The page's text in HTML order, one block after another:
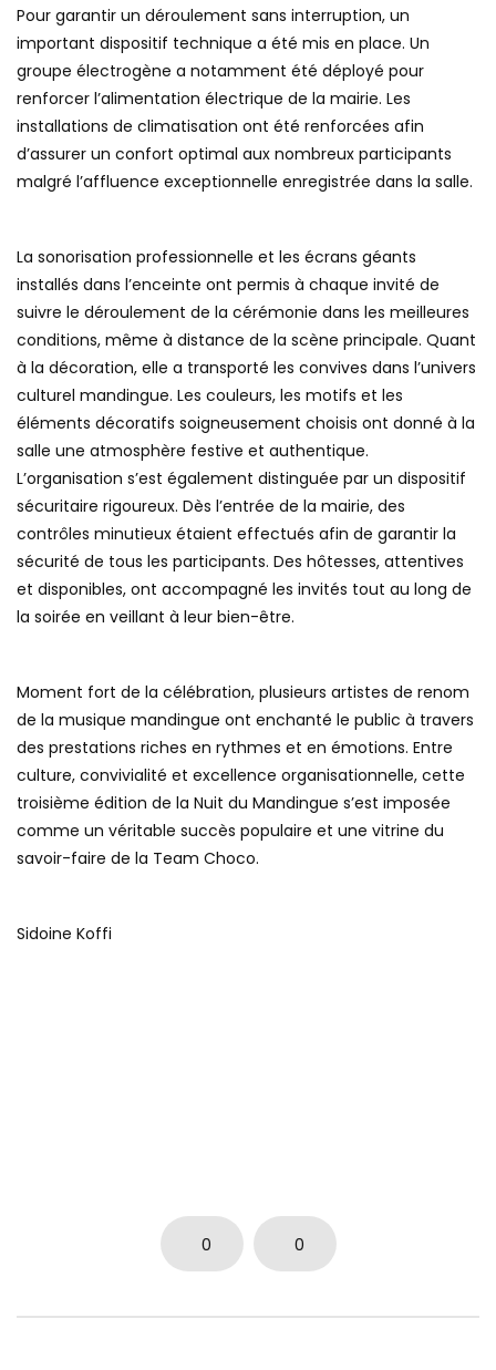
Pour garantir un déroulement sans interruption, un
important dispositif technique a été mis en place. Un
groupe électrogène a notamment été déployé pour
renforcer l’alimentation électrique de la mairie. Les
installations de climatisation ont été renforcées afin
d’assurer un confort optimal aux nombreux participants
malgré l’affluence exceptionnelle enregistrée dans la salle.
La sonorisation professionnelle et les écrans géants
installés dans l’enceinte ont permis à chaque invité de
suivre le déroulement de la cérémonie dans les meilleures
conditions, même à distance de la scène principale. Quant
à la décoration, elle a transporté les convives dans l’univers
culturel mandingue. Les couleurs, les motifs et les
éléments décoratifs soigneusement choisis ont donné à la
salle une atmosphère festive et authentique.
L’organisation s’est également distinguée par un dispositif
sécuritaire rigoureux. Dès l’entrée de la mairie, des
contrôles minutieux étaient effectués afin de garantir la
sécurité de tous les participants. Des hôtesses, attentives
et disponibles, ont accompagné les invités tout au long de
la soirée en veillant à leur bien-être.
Moment fort de la célébration, plusieurs artistes de renom
de la musique mandingue ont enchanté le public à travers
des prestations riches en rythmes et en émotions. Entre
culture, convivialité et excellence organisationnelle, cette
troisième édition de la Nuit du Mandingue s’est imposée
comme un véritable succès populaire et une vitrine du
savoir-faire de la Team Choco.
Sidoine Koffi
0 0